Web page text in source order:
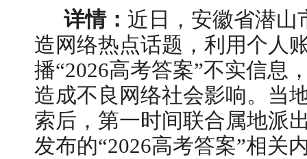
详情： 近日，安徽省潜山
造网络热点话题，利用个人
播“2026高考答案”不实信息
造成不良网络社会影响。当
索后，第一时间联合属地派
发布的“2026高考答案”相关